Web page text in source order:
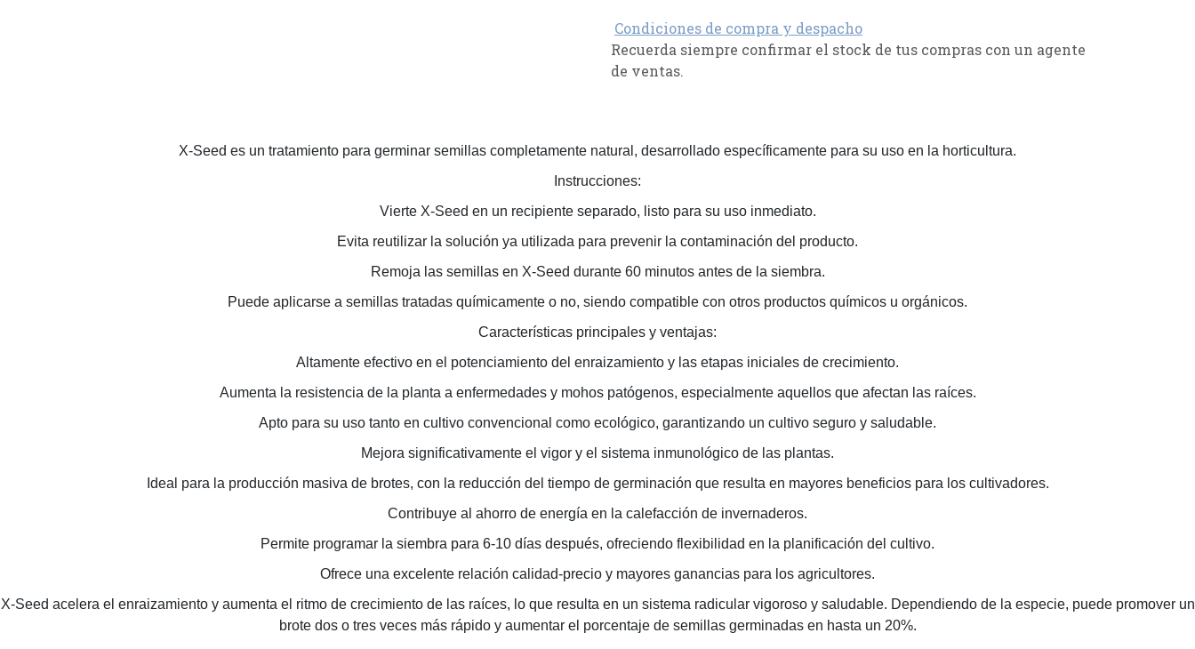
Condiciones de compra y despacho
Recuerda siempre confirmar el stock de tus compras con un agente
de ventas.
X-Seed es un tratamiento para germinar semillas completamente natural, desarrollado específicamente para su uso en la horticultura.
Instrucciones:
Vierte X-Seed en un recipiente separado, listo para su uso inmediato.
Evita reutilizar la solución ya utilizada para prevenir la contaminación del producto.
Remoja las semillas en X-Seed durante 60 minutos antes de la siembra.
Puede aplicarse a semillas tratadas químicamente o no, siendo compatible con otros productos químicos u orgánicos.
Características principales y ventajas:
Altamente efectivo en el potenciamiento del enraizamiento y las etapas iniciales de crecimiento.
Aumenta la resistencia de la planta a enfermedades y mohos patógenos, especialmente aquellos que afectan las raíces.
Apto para su uso tanto en cultivo convencional como ecológico, garantizando un cultivo seguro y saludable.
Mejora significativamente el vigor y el sistema inmunológico de las plantas.
Ideal para la producción masiva de brotes, con la reducción del tiempo de germinación que resulta en mayores beneficios para los cultivadores.
Contribuye al ahorro de energía en la calefacción de invernaderos.
Permite programar la siembra para 6-10 días después, ofreciendo flexibilidad en la planificación del cultivo.
Ofrece una excelente relación calidad-precio y mayores ganancias para los agricultores.
X-Seed acelera el enraizamiento y aumenta el ritmo de crecimiento de las raíces, lo que resulta en un sistema radicular vigoroso y saludable. Dependiendo de la especie, puede promover un
brote dos o tres veces más rápido y aumentar el porcentaje de semillas germinadas en hasta un 20%.